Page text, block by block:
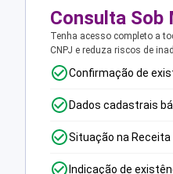
Consulta Sob
Tenha acesso completo a
CNPJ e reduza riscos de
Confirmação de
Dados cadastrais
Situação na Receita
Indicação de